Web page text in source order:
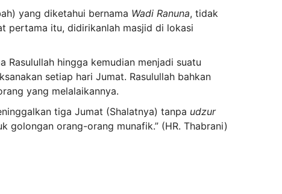
yang diketahui bernama Wadi Ranuna, tidak
pertama itu, didirikanlah masjid di lokasi
Rasulullah hingga kemudian menjadi suatu
setiap hari Jumat. Rasulullah bahkan
yang melalaikannya.
tiga Jumat (Shalatnya) tanpa udzur
golongan orang-orang munafik.” (HR. Thabrani)